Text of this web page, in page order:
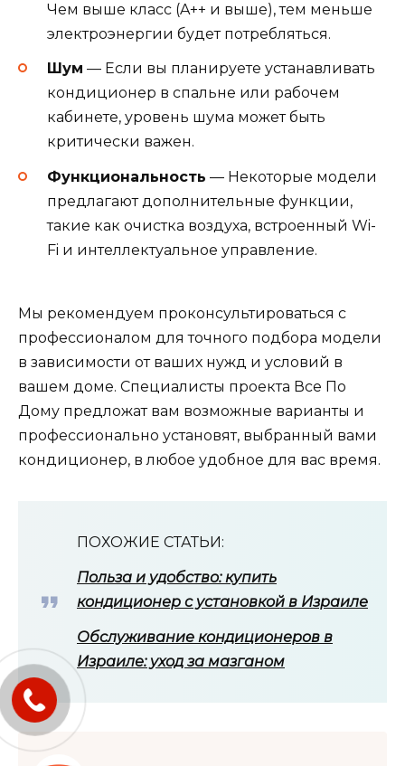
Чем выше класс (A++ и выше), тем меньше
электроэнергии будет потребляться.
Шум — Если вы планируете устанавливать
кондиционер в спальне или рабочем
кабинете, уровень шума может быть
критически важен.
Функциональность — Некоторые модели
предлагают дополнительные функции,
такие как очистка воздуха, встроенный Wi-
Fi и интеллектуальное управление.
Мы рекомендуем проконсультироваться с
профессионалом для точного подбора модели
в зависимости от ваших нужд и условий в
вашем доме. Специалисты проекта Все По
Дому предложат вам возможные варианты и
профессионально установят, выбранный вами
кондиционер, в любое удобное для вас время.
ПОХОЖИЕ СТАТЬИ:
Польза и удобство: купить
кондиционер с установкой в Израиле
Обслуживание кондиционеров в
Израиле: уход за мазганом